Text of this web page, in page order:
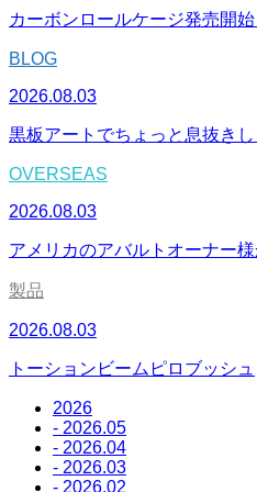
カーボンロールケージ発売開始
BLOG
2026.08.03
黒板アートでちょっと息抜きし
OVERSEAS
2026.08.03
アメリカのアバルトオーナー
製品
2026.08.03
トーションビームピロブッシュ
2026
- 2026.05
- 2026.04
- 2026.03
- 2026.02